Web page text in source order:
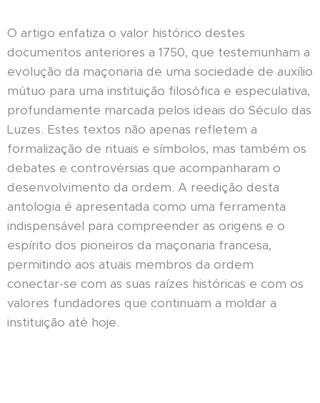
O artigo enfatiza o valor histórico destes
documentos anteriores a 1750, que testemunham a
evolução da maçonaria de uma sociedade de auxílio
mútuo para uma instituição filosófica e especulativa,
profundamente marcada pelos ideais do Século das
Luzes. Estes textos não apenas refletem a
formalização de rituais e símbolos, mas também os
debates e controvérsias que acompanharam o
desenvolvimento da ordem. A reedição desta
antologia é apresentada como uma ferramenta
indispensável para compreender as origens e o
espírito dos pioneiros da maçonaria francesa,
permitindo aos atuais membros da ordem
conectar-se com as suas raízes históricas e com os
valores fundadores que continuam a moldar a
instituição até hoje.